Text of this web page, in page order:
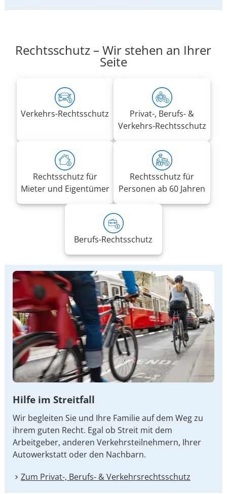
Rechtsschutz – Wir stehen an Ihrer
Seite
Verkehrs-Rechtsschutz
Privat-, Berufs- &
Verkehrs-Rechtsschutz
Rechtsschutz für
Mieter und Eigentümer
Rechtsschutz für
Personen ab 60 Jahren
Berufs-Rechtsschutz
Hilfe im Streitfall
Wir begleiten Sie und Ihre Familie auf dem Weg zu
ihrem guten Recht. Egal ob Streit mit dem
Arbeitgeber, anderen Verkehrsteilnehmern, Ihrer
Autowerkstatt oder den Nachbarn.
Zum Privat-, Berufs- & Verkehrsrechtsschutz